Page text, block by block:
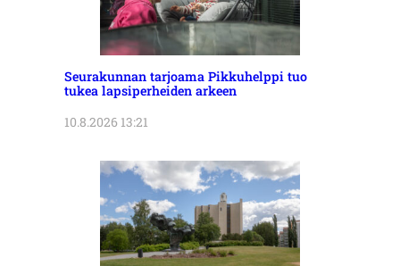
Seurakunnan tarjoama Pikkuhelppi tuo
tukea lapsiperheiden arkeen
10.8.2026 13:21